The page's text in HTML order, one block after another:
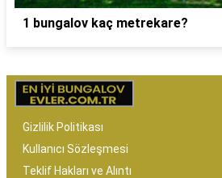
1 bungalov kaç metrekare?
Gizlilik Politikası
Kullanıcı Sözleşmesi
Teklif Hakları ve Alıntı